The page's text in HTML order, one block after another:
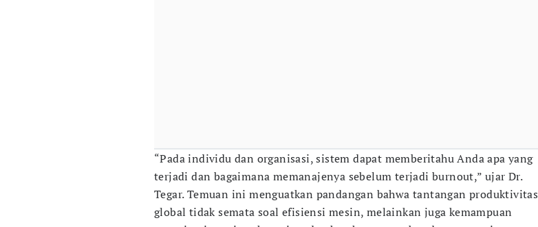
“Pada individu dan organisasi, sistem dapat memberitahu Anda apa yang
terjadi dan bagaimana memanajenya sebelum terjadi burnout,” ujar Dr.
Tegar. Temuan ini menguatkan pandangan bahwa tantangan produktivitas
global tidak semata soal efisiensi mesin, melainkan juga kemampuan